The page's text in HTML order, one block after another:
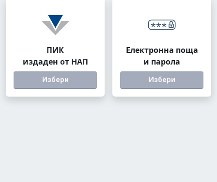
ПИК
издаден от НАП
Избери
Електронна поща
и парола
Избери